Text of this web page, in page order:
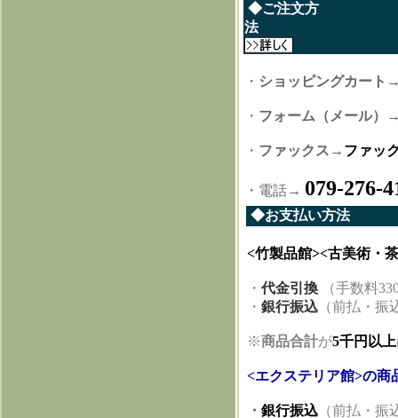
◆ご注文方
・ ショッピングカート
・ フォーム（メール）
・ ファックス → ファッ
・電話→ 079-276-
◆お支払い方法
<竹製品館><古美術・
・ 代金引換 （手数料
・ 銀行振込 （前払・
※商品合計が5千円以上
<エクステリア館>の商
・ 銀行振込 （前払・